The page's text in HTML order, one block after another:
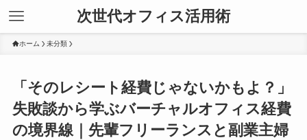
次世代オフィス活用術
ホーム 未分類
「そのレシート経費じゃないかもよ？」
失敗談から学ぶバーチャルオフィス経費
の境界線｜先輩フリーランスと副業主婦